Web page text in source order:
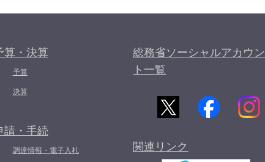
算・決算
予算
決算
請・手続
調達情報・電子入札
総務省ソーシャルアカウン
ト一覧
関連リンク